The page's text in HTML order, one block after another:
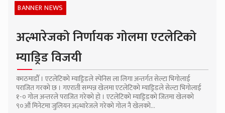
BANNER NEWS
अल्भारेजको निर्णायक गोलमा एटलेटिको
म्याड्रिड विजयी
काठमाडौँ । एटलेटिको म्याड्रिडले स्पेनिस ला लिगा अन्तर्गत सेल्टा भिगोलाई
पराजित गरको छ । गएराती सम्पन्न खेलमा एटलेटिको म्याड्रिडले सेल्टा भिगोलाई
१-० गोल अन्तरले पराजित गरेको हो । एटलेटिको म्याड्रिडको जितमा खेलको
९०औं मिनेटमा जुलियन अल्भारेजले गरेको गोल नै खेलको...